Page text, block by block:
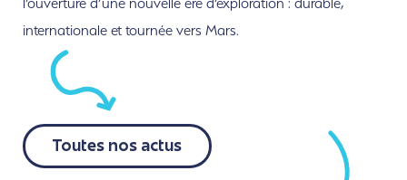
l’ouverture d’une nouvelle ère d’exploration : durable,
internationale et tournée vers Mars.
Toutes nos actus